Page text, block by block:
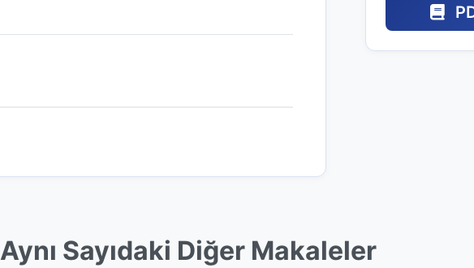
Aynı Sayıdaki Diğer Makaleler